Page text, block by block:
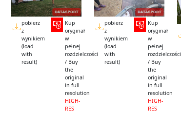
pobierz
z
wynikiem
(load
with
result)
Kup
oryginał
w
pełnej
rozdzielczości
/ Buy
the
original
in full
resolution
HIGH-
RES
pobierz
z
wynikiem
(load
with
result)
Kup
oryginał
w
pełnej
rozdzielczości
/ Buy
the
original
in full
resolution
HIGH-
RES